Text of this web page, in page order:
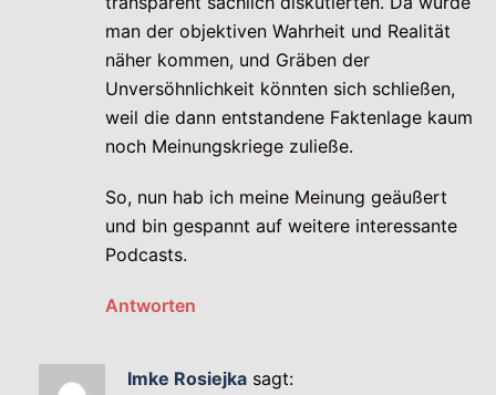
man der objektiven Wahrheit und Realität
näher kommen, und Gräben der
Unversöhnlichkeit könnten sich schließen,
weil die dann entstandene Faktenlage kaum
noch Meinungskriege zuließe.
So, nun hab ich meine Meinung geäußert
und bin gespannt auf weitere interessante
Podcasts.
Antworten
Imke Rosiejka sagt: